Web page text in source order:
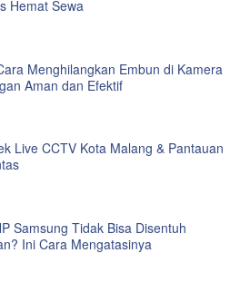
Hemat Sewa
Menghilangkan Embun di Kamera
Aman dan Efektif
Live CCTV Kota Malang & Pantauan
Samsung Tidak Bisa Disentuh
Ini Cara Mengatasinya